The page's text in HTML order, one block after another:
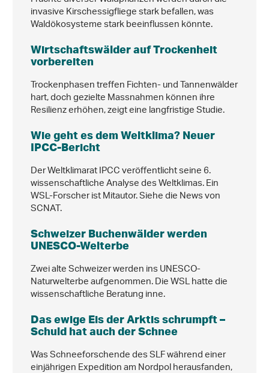
invasive Kirschessigfliege stark befallen, was
Waldökosysteme stark beeinflussen könnte.
Wirtschaftswälder auf Trockenheit
vorbereiten
Trockenphasen treffen Fichten- und Tannenwälder
hart, doch gezielte Massnahmen können ihre
Resilienz erhöhen, zeigt eine langfristige Studie.
Wie geht es dem Weltklima? Neuer
IPCC-Bericht
Der Weltklimarat IPCC veröffentlicht seine 6.
wissenschaftliche Analyse des Weltklimas. Ein
WSL-Forscher ist Mitautor. Siehe die News von
SCNAT.
Schweizer Buchenwälder werden
UNESCO-Welterbe
Zwei alte Schweizer werden ins UNESCO-
Naturwelterbe aufgenommen. Die WSL hatte die
wissenschaftliche Beratung inne.
Das ewige Eis der Arktis schrumpft –
Schuld hat auch der Schnee
Was Schneeforschende des SLF während einer
einjährigen Expedition am Nordpol herausfanden,